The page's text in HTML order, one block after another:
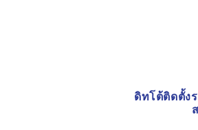
ดิทโต้ติดตั้ง